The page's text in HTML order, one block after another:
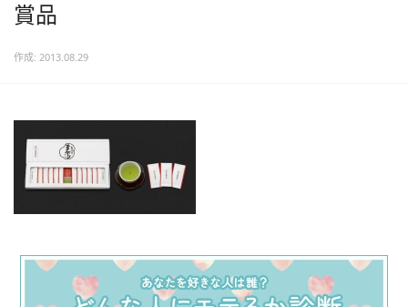
賞品
作成: 2013.08.29